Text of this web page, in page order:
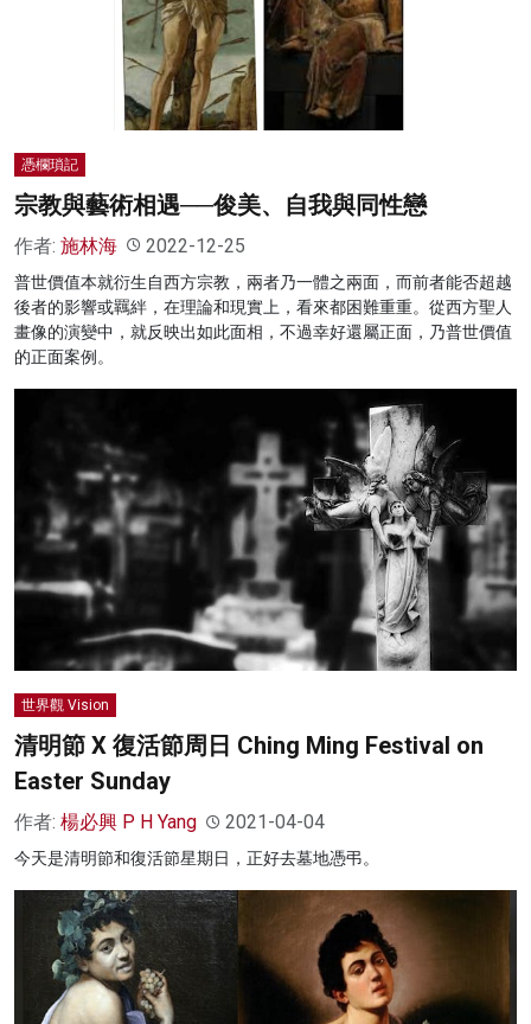
憑欄瑣記
宗教與藝術相遇──俊美、自我與同性戀
作者: 施林海 2022-12-25
普世價值本就衍生自西方宗教，兩者乃一體之兩面，而前者能否超越
後者的影響或羈絆，在理論和現實上，看來都困難重重。從西方聖人
畫像的演變中，就反映出如此面相，不過幸好還屬正面，乃普世價值
的正面案例。
世界觀 Vision
清明節 X 復活節周日 Ching Ming Festival on
Easter Sunday
作者: 楊必興 P H Yang 2021-04-04
今天是清明節和復活節星期日，正好去墓地憑弔。